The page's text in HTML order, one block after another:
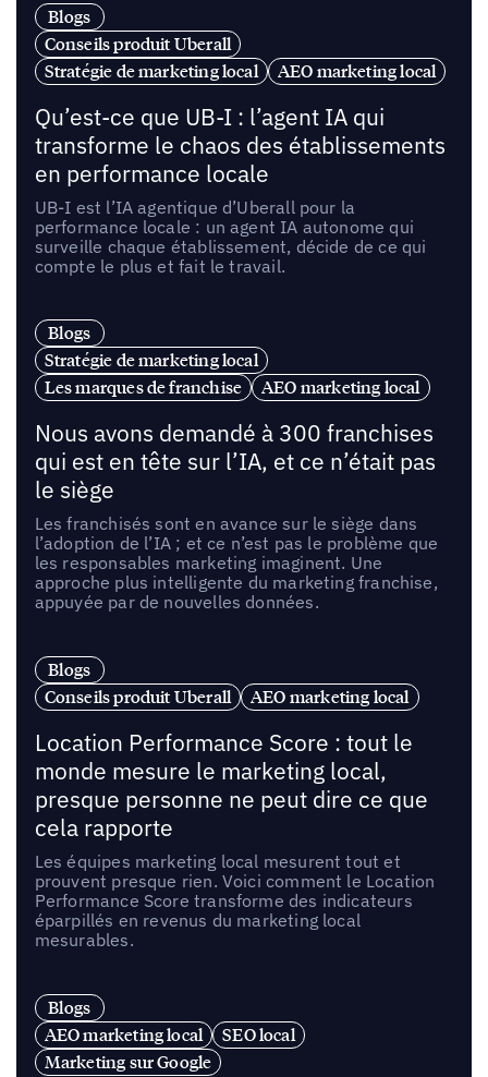
Blogs
Conseils produit Uberall
Stratégie de marketing local
AEO marketing local
Qu’est-ce que UB-I : l’agent IA qui
transforme le chaos des établissements
en performance locale
UB-I est l’IA agentique d’Uberall pour la
performance locale : un agent IA autonome qui
surveille chaque établissement, décide de ce qui
compte le plus et fait le travail.
Blogs
Stratégie de marketing local
Les marques de franchise
AEO marketing local
Nous avons demandé à 300 franchises
qui est en tête sur l’IA, et ce n’était pas
le siège
Les franchisés sont en avance sur le siège dans
l’adoption de l’IA ; et ce n’est pas le problème que
les responsables marketing imaginent. Une
approche plus intelligente du marketing franchise,
appuyée par de nouvelles données.
Blogs
Conseils produit Uberall
AEO marketing local
Location Performance Score : tout le
monde mesure le marketing local,
presque personne ne peut dire ce que
cela rapporte
Les équipes marketing local mesurent tout et
prouvent presque rien. Voici comment le Location
Performance Score transforme des indicateurs
éparpillés en revenus du marketing local
mesurables.
Blogs
AEO marketing local
SEO local
Marketing sur Google